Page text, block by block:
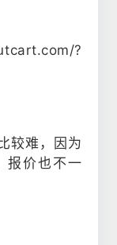
?
较难，因为
报价也不一